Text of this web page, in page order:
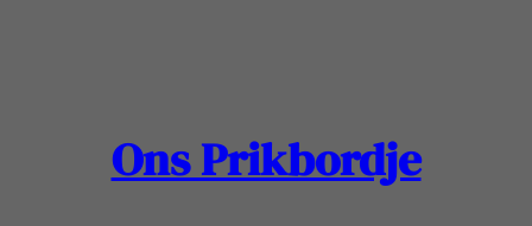
Ons Prikbordje